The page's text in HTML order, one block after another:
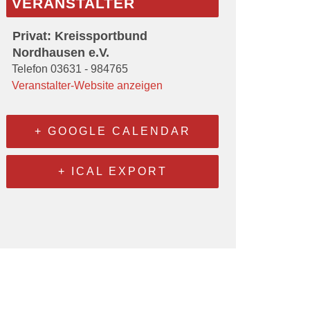
Privat: Kreissportbund
Nordhausen e.V.
Telefon03631 - 984765
Veranstalter-Website anzeigen
+ GOOGLE CALENDAR
+ ICAL EXPORT